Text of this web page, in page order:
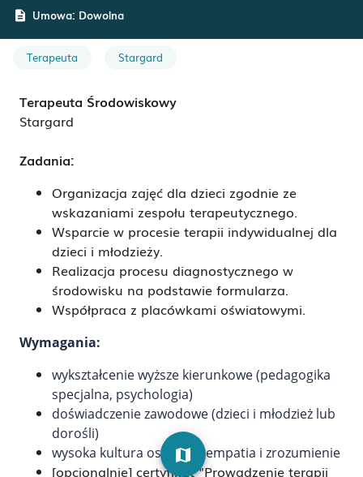
description Umowa: Dowolna
Terapeuta Stargard
Terapeuta Środowiskowy
Stargard
Zadania:
Organizacja zajęć dla dzieci zgodnie ze
wskazaniami zespołu terapeutycznego.
Wsparcie w procesie terapii indywidualnej dla
dzieci i młodzieży.
Realizacja procesu diagnostycznego w
środowisku na podstawie formularza.
Współpraca z placówkami oświatowymi.
Wymagania:
wykształcenie wyższe kierunkowe (pedagogika
specjalna, psychologia)
doświadczenie zawodowe (dzieci i młodzież lub
dorośli)
wysoka kultura osobista, empatia i zrozumienie
[opcjonalnie] certyfikat "Prowadzenie terapii
map